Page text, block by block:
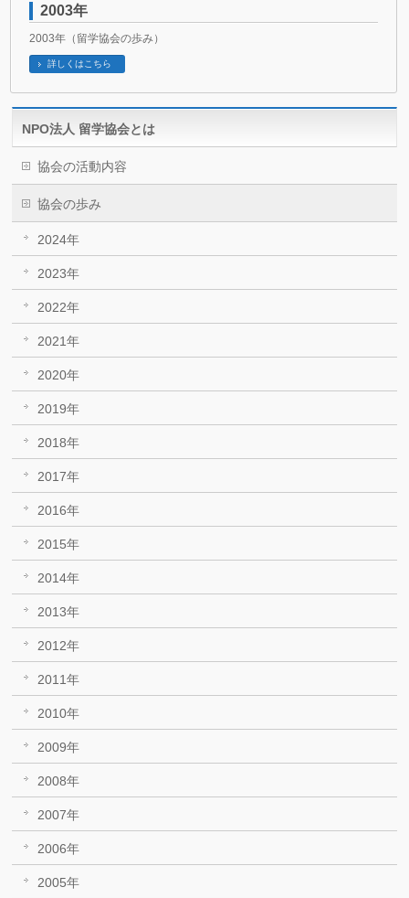
2003年
2003年（留学協会の歩み）
詳しくはこちら
NPO法人 留学協会とは
協会の活動内容
協会の歩み
2024年
2023年
2022年
2021年
2020年
2019年
2018年
2017年
2016年
2015年
2014年
2013年
2012年
2011年
2010年
2009年
2008年
2007年
2006年
2005年